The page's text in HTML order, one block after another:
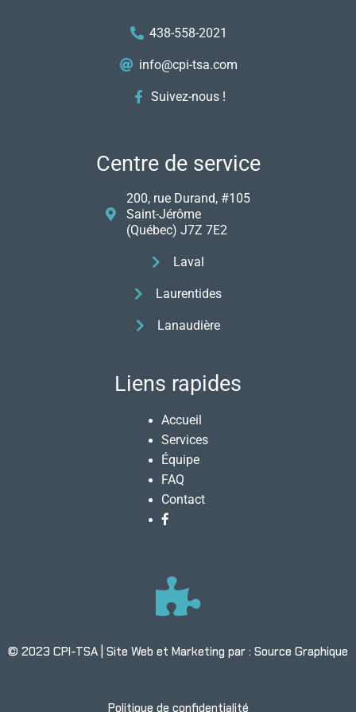
438-558-2021
info@cpi-tsa.com
Suivez-nous !
Centre de service
200, rue Durand, #105
Saint-Jérôme
(Québec) J7Z 7E2
Laval
Laurentides
Lanaudière
Liens rapides
Accueil
Services
Équipe
FAQ
Contact
© 2023 CPI-TSA | Site Web et Marketing par : Source Graphique
Politique de confidentialité